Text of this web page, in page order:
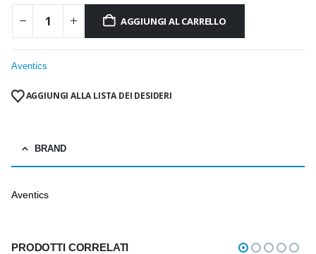
AGGIUNGI AL CARRELLO
Aventics
AGGIUNGI ALLA LISTA DEI DESIDERI
BRAND
Aventics
PRODOTTI CORRELATI